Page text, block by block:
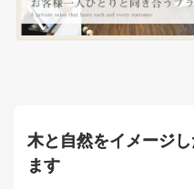
木と自然をイメージ
ます